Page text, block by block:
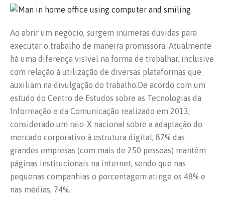
Ao abrir um negócio, surgem inúmeras dúvidas para
executar o trabalho de maneira promissora. Atualmente
há uma diferença visível na forma de trabalhar, inclusive
com relação à utilização de diversas plataformas que
auxiliam na divulgação do trabalho.De acordo com um
estudo do Centro de Estudos sobre as Tecnologias da
Informação e da Comunicação realizado em 2013,
considerado um raio-X nacional sobre a adaptação do
mercado corporativo à estrutura digital, 87% das
grandes empresas (com mais de 250 pessoas) mantêm
páginas institucionais na internet, sendo que nas
pequenas companhias o porcentagem atinge os 48% e
nas médias, 74%.